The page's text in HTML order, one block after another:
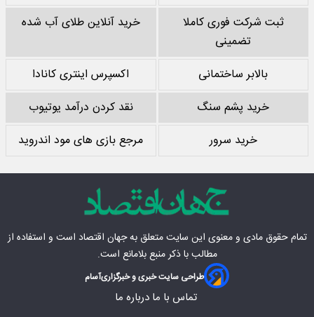
ثبت شرکت فوری کاملا
تضمینی
خرید آنلاین طلای آب شده
بالابر ساختمانی
اکسپرس اینتری کانادا
خرید پشم سنگ
نقد کردن درآمد یوتیوب
خرید سرور
مرجع بازی های مود اندروید
تمام حقوق مادی‌ و معنوی این سایت متعلق بهجهان اقتصاد است و استفاده از
مطالب با ذکر منبع بلامانع است.
طراحی سایت خبری و خبرگزاریآسام
تماس با ما درباره ما